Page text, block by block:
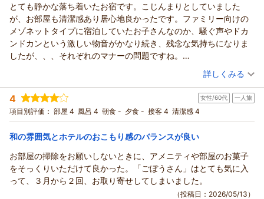
今回お寄せいただきましたお言葉を励みとしながらも、これに
満足することなく、皆様の旅のひとときがより豊かなものとな
りますよう、日々精進してまいります。
末筆ではございますが、この度は大変心温まるご感想をお寄せ
くださりましたこと、深く感謝申し上げます。なる様の再びの
ONSEN RYOKAN 由縁 札幌 宿泊マネージャー
（返信日：2026/06/03）
shishi様
この度はONSEN RYOKAN 由縁 札幌にてご宿泊を賜りまして、
誠にありがとうございます。
館内の清潔感や当館自慢の大浴場、また夏下冬上 札幌でのご朝
食につきまして、多岐に渡り身に余るお褒めの言葉を頂戴する
こうした皆様からの貴重な有り難いお言葉を、今後の励みによ
り一層精進して参る所存でございますので、どうぞこれからも
変わりゆく面も併せて、お愉しみいただければと存じます。
改めまして、お忙しい中口コミをご投稿くださり誠にありがと
うございました。
ONSEN RYOKAN 由縁 札幌 宿泊マネージャー
（返信日：2026/05/23）
とても静かな落ち着いたお宿です。こじんまりとしていました
が、お部屋も清潔感あり居心地良かったです。ファミリー向けの
メゾネットタイプに宿泊していたお子さんなのか、騒ぐ声やドカ
ンドカンという激しい物音がかなり続き、残念な気持ちになりま
したが、、、それぞれのマナーの問題ですね。
余談ですが、女性の優し声で、お食事の説明してくださったので
すが、、年配者の私たちには小声すぎて聞き取れない部分があり
ました（笑）
（投稿日：2026/05/15）
宿泊時期： 2026年05月宿泊 (夫婦旅行)
投稿者： antonさん
宿泊プラン： じゃらん限定【連泊割】事前カード決済◆北海道旬食材をまる
ごとこだわり【和御膳】 ◇ 朝食付
ツイン 朝のみ
宿泊価格帯： 13,001～14,000円(大人一人あたり/税込)
ONSEN RYOKAN 由縁 札幌からの返信
anton 様
この度はONSEN RYOKAN 由縁 札幌にご宿泊いただき、誠にあ
詳しくみる
4 女性/60代 一人旅
項目別評価： 部屋 4 風呂 4 朝食 - 夕食 - 接客 4 清潔感 4
和の雰囲気とホテルのおこもり感のバランスが良い
お部屋の掃除をお願いしないときに、アメニティや部屋のお菓子
をそっくりいただけて良かった。「ごぼうさん」はとても気に入
って、３月から２回、お取り寄せしてしまいました。
（投稿日：2026/05/13）